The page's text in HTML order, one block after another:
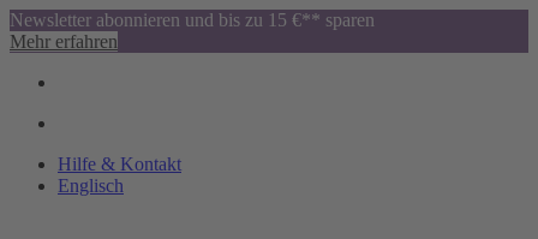
Newsletter abonnieren und bis zu 15 €** sparen
Mehr erfahren
Hilfe & Kontakt
Englisch